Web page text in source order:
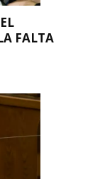
FALTA